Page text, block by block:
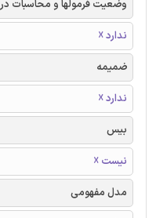
وضعیت فرمولها و محاسبات
ندارد ☓
ضمیمه
ندارد ☓
بیس
نیست ☓
مدل مفهومی